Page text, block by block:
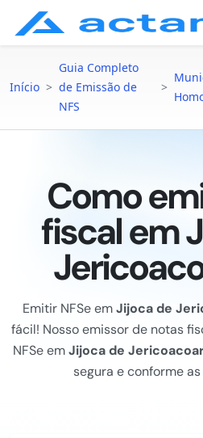
Início >
Guia Completo
de Emissão de
NFS
>
Como
fiscal em
Emitir NFSe emJijoca de
fácil! Nosso emissor de notas
NFSe emJijoca de
segura e conforme